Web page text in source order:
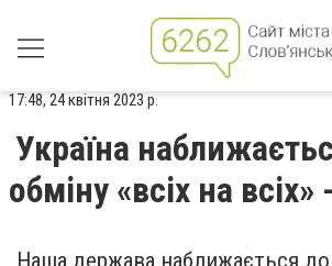
17:48, 24 квітня 2023 р.
Україна
обміну «всіх на
Наша держава наближається до